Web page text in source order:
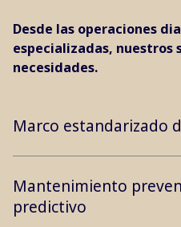
Desde las operaciones
especializadas, nuestros
necesidades.
Marco estandarizado
Mantenimiento
predictivo